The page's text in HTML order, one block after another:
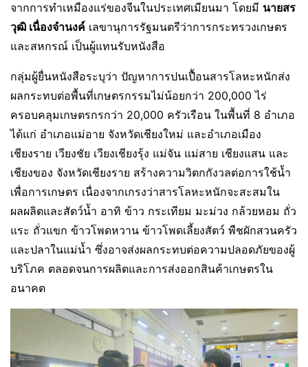
จากการทำเหมืองแร่ของจีนในประเทศเมียนมา โดยมี นายสร
วุฒิ เนื่องจำนงค์ เลขานุการรัฐมนตรีว่าการกระทรวงเกษตร
และสหกรณ์ เป็นผู้แทนรับหนังสือ
กลุ่มผู้ยื่นหนังสือระบุว่า ปัญหาการปนเปื้อนสารโลหะหนักส่ง
ผลกระทบต่อพื้นที่เกษตรกรรมไม่น้อยกว่า 200,000 ไร่
ครอบคลุมเกษตรกรกว่า 20,000 ครัวเรือน ในพื้นที่ 8 อำเภอ
ได้แก่ อำเภอแม่อาย จังหวัดเชียงใหม่ และอำเภอเมือง
เชียงราย เวียงชัย เวียงเชียงรุ้ง แม่จัน แม่สาย เชียงแสน และ
เชียงของ จังหวัดเชียงราย สร้างความวิตกกังวลต่อการใช้น้ำ
เพื่อการเกษตร เนื่องจากเกรงว่าสารโลหะหนักจะสะสมใน
ผลผลิตและสัตว์น้ำ อาทิ ข้าว กระเทียม มะม่วง กล้วยหอม ถั่ว
แระ ถั่วแขก ข้าวโพดหวาน ข้าวโพดเลี้ยงสัตว์ พืชผักสวนครัว
และปลาในแม่น้ำ ซึ่งอาจส่งผลกระทบต่อความปลอดภัยของผู้
บริโภค ตลอดจนการผลิตและการส่งออกสินค้าเกษตรใน
อนาคต